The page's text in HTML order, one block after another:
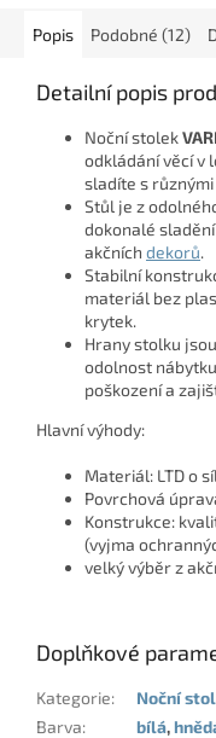
Popis Podobné (12)
Detailní popis
Noční stolek
odkládání věcí v
sladíte s
Stůl je z
dokonalé
akčních dekorů.
Stabilní
materiál bez
krytek.
Hrany stolku
odolnost
poškození a
Hlavní výhody:
Materiál: LTD o
Povrchová
Konstrukce:
(vyjma
velký výběr z
Doplňkové
Kategorie:
Noční
Barva: bílá,